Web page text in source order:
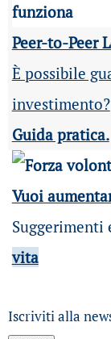
Peer-to-Peer
È possibile
investimento?
Guida pratica.
Vuoi
vita
Iscriviti alla